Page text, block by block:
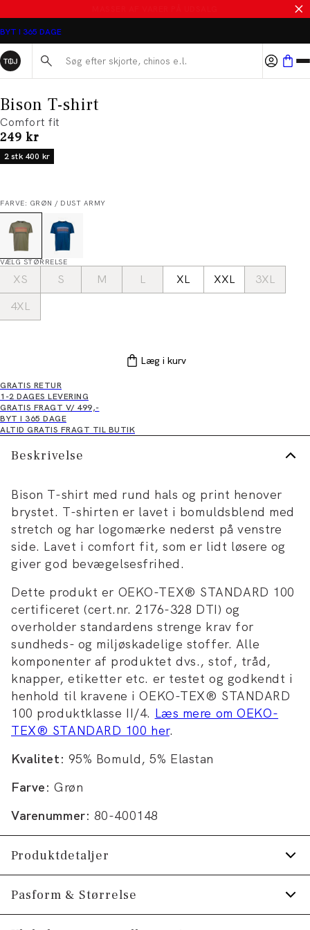
BYT I 365 DAGE
Søg her...
Bison T-shirt
Comfort fit
I alt (inkl. rabat)
249 kr
2 stk 400 kr
FARVE: GRØN / DUST ARMY
VÆLG STØRRELSE
XS S M L XL XXL
3XL
4XL
Læg i kurv
GRATIS RETUR
1-2 DAGES LEVERING
GRATIS FRAGT V/ 499,-
BYT I 365 DAGE
ALTID GRATIS FRAGT TIL BUTIK
Beskrivelse
Bison T-shirt med rund hals og print henover
brystet. T-shirten er lavet i bomuldsblend med
stretch og har logomærke nederst på venstre
side. Lavet i comfort fit, som er lidt løsere og
giver god bevægelsesfrihed.
Dette produkt er OEKO-TEX® STANDARD 100
certificeret (cert.nr. 2176-328 DTI) og
overholder standardens strenge krav for
sundheds- og miljøskadelige stoffer. Alle
komponenter af produktet dvs., stof, tråd,
knapper, etiketter etc. er testet og godkendt i
henhold til kravene i OEKO-TEX® STANDARD
100 produktklasse II/4. Læs mere om OEKO-
TEX® STANDARD 100 her.
Kvalitet: 95% Bomuld, 5% Elastan
Farve: Grøn
Varenummer: 80-400148
Produktdetaljer
T-shirten har rund hals.
Fremstillet i bomuldsblend med stretch for
Pasform & Størrelse